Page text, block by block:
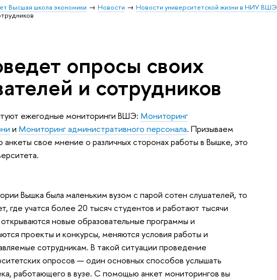
Высшая школа экономики Новости Новости университетской жизни в НИУ ВШЭ
опросы своих
и сотрудников
ежегодные мониторинги ВШЭ: Мониторинг
и Мониторинг административного персонала. Призываем
свое мнение о различных сторонах работы в Вышке, это
Вышка была маленьким вузом с парой сотен слушателей, то
где учатся более 20 тысяч студентов и работают тысячи
новые образовательные программы и
проекты и конкурсы, меняются условия работы и
сотрудникам. В такой ситуации проведение
опросов — один основных способов услышать
работающего в вузе. С помощью анкет мониторингов вы